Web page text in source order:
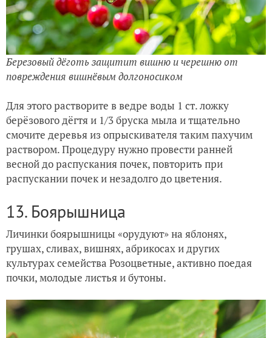
Березовый дёготь защитит вишню и черешню от
повреждения вишнёвым долгоносиком
Для этого растворите в ведре воды 1 ст. ложку
берёзового дёгтя и 1/3 бруска мыла и тщательно
смочите деревья из опрыскивателя таким пахучим
раствором. Процедуру нужно провести ранней
весной до распускания почек, повторить при
распускании почек и незадолго до цветения.
13. Боярышница
Личинки боярышницы «орудуют» на яблонях,
грушах, сливах, вишнях, абрикосах и других
культурах семейства Розоцветные, активно поедая
почки, молодые листья и бутоны.